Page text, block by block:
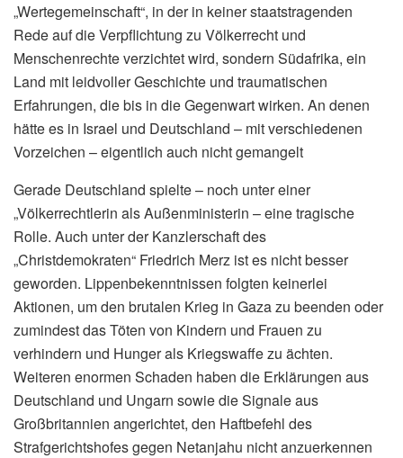
„Wertegemeinschaft“, in der in keiner staatstragenden
Rede auf die Verpflichtung zu Völkerrecht und
Menschenrechte verzichtet wird, sondern Südafrika, ein
Land mit leidvoller Geschichte und traumatischen
Erfahrungen, die bis in die Gegenwart wirken. An denen
hätte es in Israel und Deutschland – mit verschiedenen
Vorzeichen – eigentlich auch nicht gemangelt
Gerade Deutschland spielte – noch unter einer
„Völkerrechtlerin als Außenministerin – eine tragische
Rolle. Auch unter der Kanzlerschaft des
„Christdemokraten“ Friedrich Merz ist es nicht besser
geworden. Lippenbekenntnissen folgten keinerlei
Aktionen, um den brutalen Krieg in Gaza zu beenden oder
zumindest das Töten von Kindern und Frauen zu
verhindern und Hunger als Kriegswaffe zu ächten.
Weiteren enormen Schaden haben die Erklärungen aus
Deutschland und Ungarn sowie die Signale aus
Großbritannien angerichtet, den Haftbefehl des
Strafgerichtshofes gegen Netanjahu nicht anzuerkennen